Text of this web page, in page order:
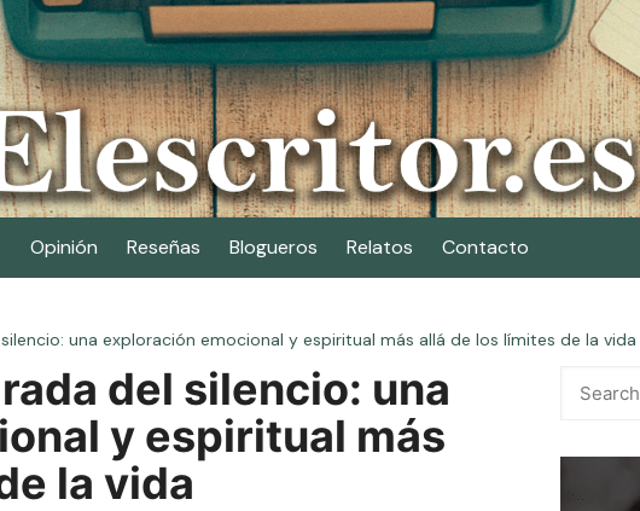
Opinión Reseñas Blogueros Relatos Contacto
una exploración emocional y espiritual más allá de los límites de la vida
del silencio: una
y espiritual más
la vida